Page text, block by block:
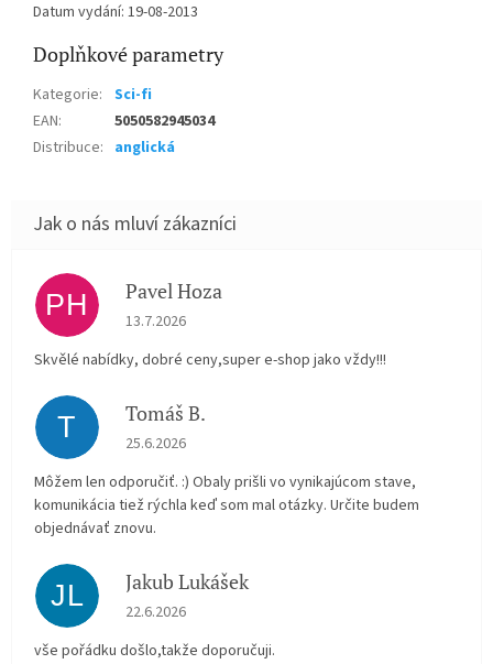
Datum vydání: 19-08-2013
Doplňkové parametry
Kategorie: Sci-fi
EAN:
5050582945034
Distribuce: anglická
PH Pavel Hoza
Hodnocení obchodu je 5 z 5 hvězdiček.
13.7.2026
Skvělé nabídky, dobré ceny,super e-shop jako vždy!!!
T Tomáš B.
Hodnocení obchodu je 5 z 5 hvězdiček.
25.6.2026
Môžem len odporučiť. :) Obaly prišli vo vynikajúcom stave,
komunikácia tiež rýchla keď som mal otázky. Určite budem
objednávať znovu.
JL Jakub Lukášek
Hodnocení obchodu je 5 z 5 hvězdiček.
22.6.2026
vše pořádku došlo,takže doporučuji.